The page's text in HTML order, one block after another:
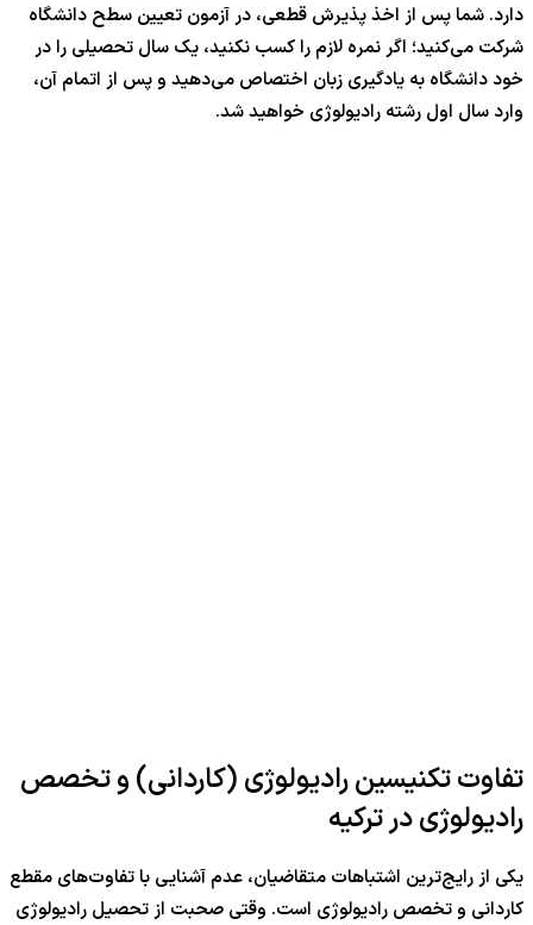
دارد. شما پس از اخذ پذیرش قطعی، در آزمون تعیین سطح دانشگاه
شرکت می‌کنید؛ اگر نمره لازم را کسب نکنید، یک سال تحصیلی را در
خود دانشگاه به یادگیری زبان اختصاص می‌دهید و پس از اتمام آن،
وارد سال اول رشته رادیولوژی خواهید شد.
تفاوت تکنیسین رادیولوژی (کاردانی) و تخصص
رادیولوژی در ترکیه
یکی از رایج‌ترین اشتباهات متقاضیان، عدم آشنایی با تفاوت‌های مقطع
کاردانی و تخصص رادیولوژی است. وقتی صحبت از تحصیل رادیولوژی